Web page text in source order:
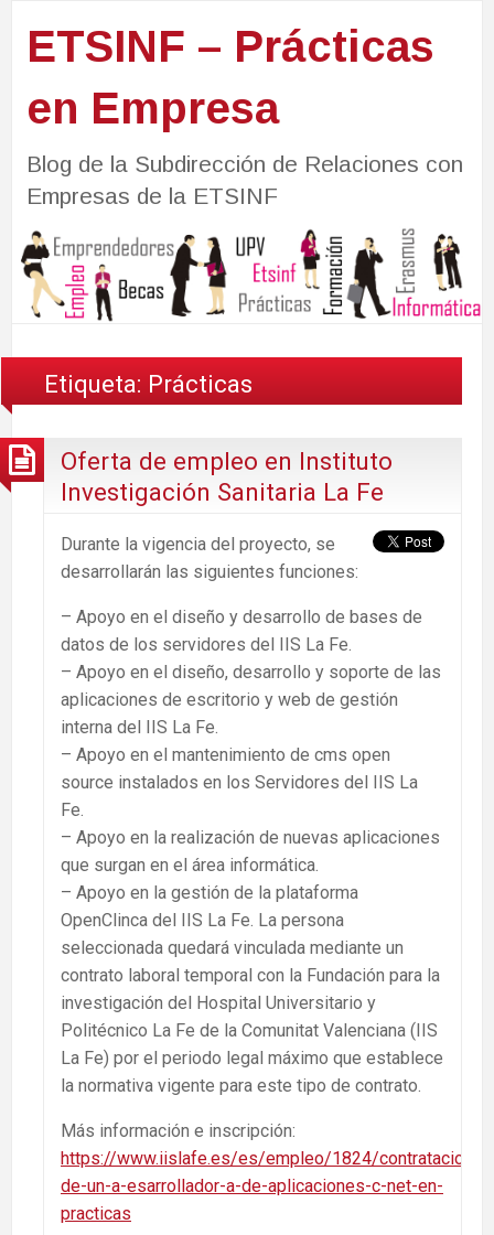
ETSINF – Prácticas
en Empresa
Blog de la Subdirección de Relaciones con
Empresas de la ETSINF
Etiqueta: Prácticas
Oferta de empleo en Instituto
Investigación Sanitaria La Fe
Durante la vigencia del proyecto, se
desarrollarán las siguientes funciones:
– Apoyo en el diseño y desarrollo de bases de
datos de los servidores del IIS La Fe.
– Apoyo en el diseño, desarrollo y soporte de las
aplicaciones de escritorio y web de gestión
interna del IIS La Fe.
– Apoyo en el mantenimiento de cms open
source instalados en los Servidores del IIS La
Fe.
– Apoyo en la realización de nuevas aplicaciones
que surgan en el área informática.
– Apoyo en la gestión de la plataforma
OpenClinca del IIS La Fe. La persona
seleccionada quedará vinculada mediante un
contrato laboral temporal con la Fundación para la
investigación del Hospital Universitario y
Politécnico La Fe de la Comunitat Valenciana (IIS
La Fe) por el periodo legal máximo que establece
la normativa vigente para este tipo de contrato.
Más información e inscripción:
https://www.iislafe.es/es/empleo/1824/contratacion-
de-un-a-esarrollador-a-de-aplicaciones-c-net-en-
practicas